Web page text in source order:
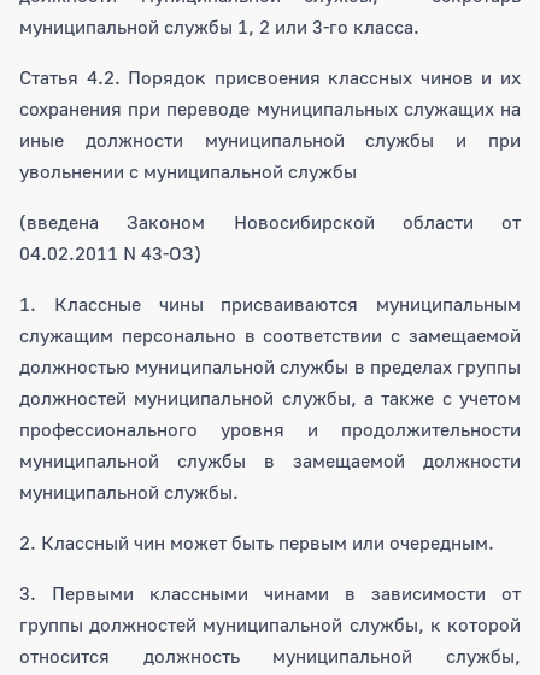
муниципальной службы 1, 2 или 3-го класса.
Статья 4.2. Порядок присвоения классных чинов и их
сохранения при переводе муниципальных служащих на
иные должности муниципальной службы и при
увольнении с муниципальной службы
(введена Законом Новосибирской области от
04.02.2011 N 43-ОЗ)
1. Классные чины присваиваются муниципальным
служащим персонально в соответствии с замещаемой
должностью муниципальной службы в пределах группы
должностей муниципальной службы, а также с учетом
профессионального уровня и продолжительности
муниципальной службы в замещаемой должности
муниципальной службы.
2. Классный чин может быть первым или очередным.
3. Первыми классными чинами в зависимости от
группы должностей муниципальной службы, к которой
относится должность муниципальной службы,